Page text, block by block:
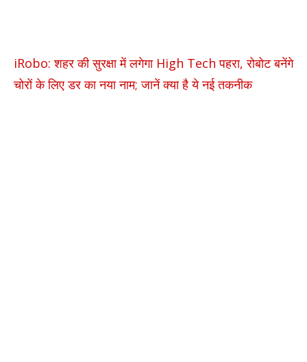
iRobo: शहर की सुरक्षा में लगेगा High Tech पहरा, रोबोट बनेंगे
चोरों के लिए डर का नया नाम; जानें क्या है ये नई तकनीक